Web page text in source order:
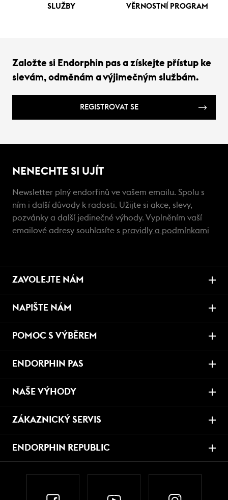
SLUŽBY VĚRNOSTNÍ PROGRAM
Založte si Endorphin pas a získejte přístup ke
slevám, odměnám a výjimečným službám.
REGISTROVAT SE
NENECHTE SI UJÍT
Newsletter plný endorfinů ve vašem emailu. Spolu s
ním i další důvody k radosti. Užijte si akce, slevy,
pozvánky a další jedinečné výhody. Vyplněním vaší
emailové adresy souhlasíte s pravidly a podmínkami
ZAVOLEJTE NÁM
NAPIŠTE NÁM
POMOC S VÝBĚREM
ENDORPHIN PAS
NAŠE VÝHODY
ZÁKAZNICKÝ SERVIS
ENDORPHIN REPUBLIC